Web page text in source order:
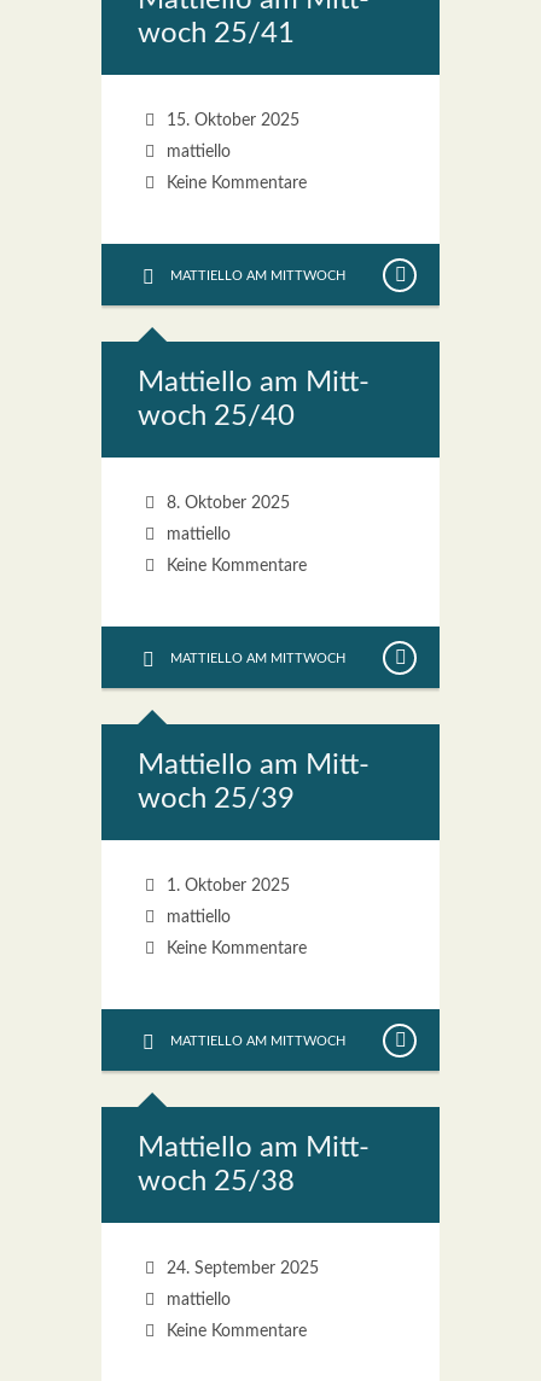
woch 25/41
15. Oktober 2025
mattiello
Keine Kommentare
MATTIELLO AM MITTWOCH
Mat­ti­el­lo am Mitt­
woch 25/40
8. Oktober 2025
mattiello
Keine Kommentare
MATTIELLO AM MITTWOCH
Mat­ti­el­lo am Mitt­
woch 25/39
1. Oktober 2025
mattiello
Keine Kommentare
MATTIELLO AM MITTWOCH
Mat­ti­el­lo am Mitt­
woch 25/38
24. September 2025
mattiello
Keine Kommentare